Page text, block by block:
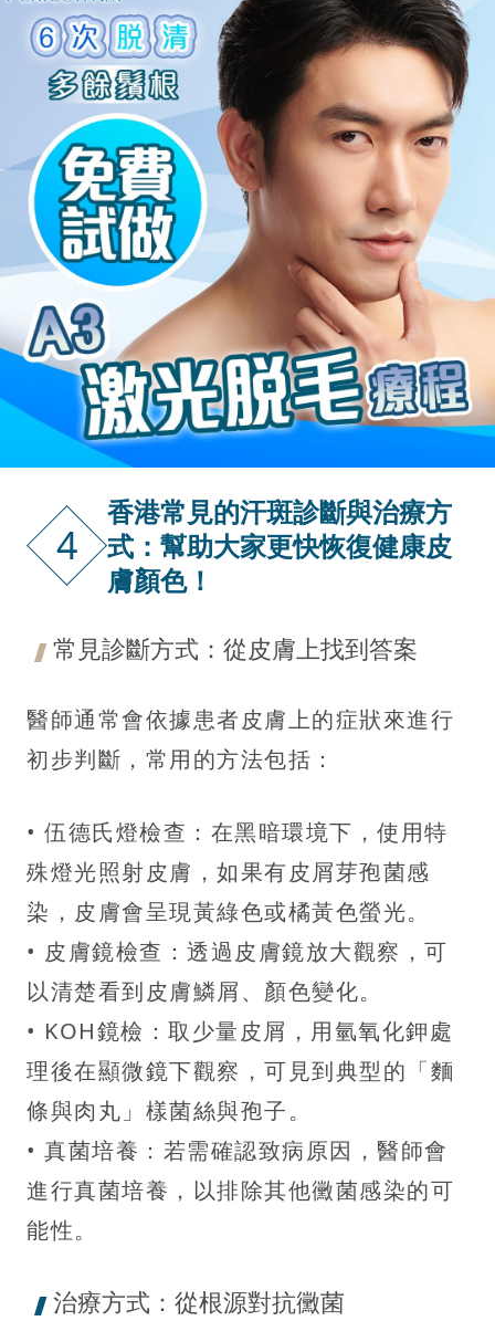
4
香港常見的汗斑診斷與治療方
式：幫助大家更快恢復健康皮
膚顏色！
常見診斷方式：從皮膚上找到答案
醫師通常會依據患者皮膚上的症狀來進行
初步判斷，常用的方法包括：
• 伍德氏燈檢查：在黑暗環境下，使用特
殊燈光照射皮膚，如果有皮屑芽孢菌感
染，皮膚會呈現黃綠色或橘黃色螢光。
• 皮膚鏡檢查：透過皮膚鏡放大觀察，可
以清楚看到皮膚鱗屑、顏色變化。
• KOH鏡檢：取少量皮屑，用氫氧化鉀處
理後在顯微鏡下觀察，可見到典型的「麵
條與肉丸」樣菌絲與孢子。
• 真菌培養：若需確認致病原因，醫師會
進行真菌培養，以排除其他黴菌感染的可
能性。
治療方式：從根源對抗黴菌